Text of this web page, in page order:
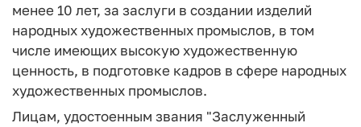
менее 10 лет, за заслуги в создании изделий
народных художественных промыслов, в том
числе имеющих высокую художественную
ценность, в подготовке кадров в сфере народных
художественных промыслов.
Лицам, удостоенным звания "Заслуженный